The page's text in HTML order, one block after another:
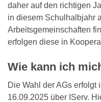
daher auf den richtigen
in diesem Schulhalbjahr
Arbeitsgemeinschaften
erfolgen diese in
Wie kann ich
Die Wahl der AGs erfolgt
16.09.2025 über IServ.